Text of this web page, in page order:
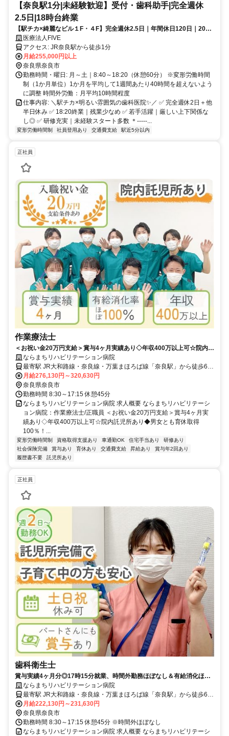
【奈良駅1分|未経験歓迎】受付・歯科助手|完全週休
2.5日|18時台終業
【駅チカ×綺麗なビル１F・４F】完全週休2.5日｜年間休日120日｜20～
30代活躍｜一生活かせるスキルを身につけてキャリアアップ✨
医療法人FIVE
アクセス: JR奈良駅から徒歩1分
月給255,000円以上
奈良県奈良市
勤務時間・曜日: 月～土｜8:40～18:20（休憩60分） ※変形労働時間
制（1か月単位）1か月を平均して1週間あたり40時間を超えないよう
に調整 時間外労働：月平均10時間程度
仕事内容: ＼駅チカ×明るい雰囲気の歯科医院✨／ ✅ 完全週休2日＋他
半日休み ✅ 18:20終業｜残業少なめ ✅ 若手活躍｜厳しい上下関係な
し◎ ✅ 研修充実｜未経験スタート多数 ＊-----...
変形労働時間制 社員登用あり 交通費支給 駅近5分以内
正社員
作業療法士
＜お祝い金20万円支給＞賞与4ヶ月実績あり◇年収400万以上可☆院内託
児所あり◆男女とも育休取得100％！【奈良市・病院・奈良駅/近鉄奈良
駅・作業療法士・正職員】
ならまちリハビリテーション病院
最寄駅 JR大和路線・奈良線・万葉まほろば線「奈良駅」から徒歩6
分、近鉄奈良線「近鉄奈良駅」から徒歩10分
月給276,130円～320,630円
奈良県奈良市
勤務時間 8:30～17:15 休憩45分
ならまちリハビリテーション病院 求人概要 ならまちリハビリテーシ
ョン病院：作業療法士/正職員 ＜お祝い金20万円支給＞賞与4ヶ月実
績あり◇年収400万以上可☆院内託児所あり◆男女とも育休取得
100％！...
変形労働時間制 資格取得支援あり 車通勤OK 住宅手当あり
研修あり
社会保険完備
賞与あり 育休あり 交通費支給 昇給あり
賞与年2回あり
履歴書不要
託児所あり
正社員
歯科衛生士
賞与実績4ヶ月分◎17時15分就業、時間外勤務ほぼなし＆有給消化ほぼ
100％、時間有給あり☆院内託児所あり！男女とも育休100％取得してま
す！マイカー通勤可【奈良市・病院・奈良駅/近鉄奈良駅・歯科衛生士・
正職員】
ならまちリハビリテーション病院
最寄駅 JR大和路線・奈良線・万葉まほろば線「奈良駅」から徒歩6
分、近鉄奈良線「近鉄奈良駅」から徒歩10分
月給222,130円～231,630円
奈良県奈良市
勤務時間 8:30～17:15 休憩45分 ※時間外ほぼなし
ならまちリハビリテーション病院 求人概要 ならまちリハビリテーシ